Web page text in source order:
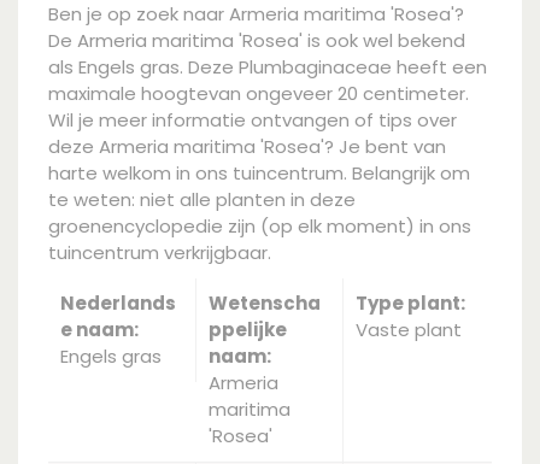
Ben je op zoek naar Armeria maritima 'Rosea'?
De Armeria maritima 'Rosea' is ook wel bekend
als Engels gras. Deze Plumbaginaceae heeft een
maximale hoogtevan ongeveer 20 centimeter.
Wil je meer informatie ontvangen of tips over
deze Armeria maritima 'Rosea'? Je bent van
harte welkom in ons tuincentrum. Belangrijk om
te weten: niet alle planten in deze
groenencyclopedie zijn (op elk moment) in ons
tuincentrum verkrijgbaar.
Nederlands
e naam:
Engels gras
Wetenscha
ppelijke
naam:
Armeria
maritima
'Rosea'
Type plant:
Vaste plant